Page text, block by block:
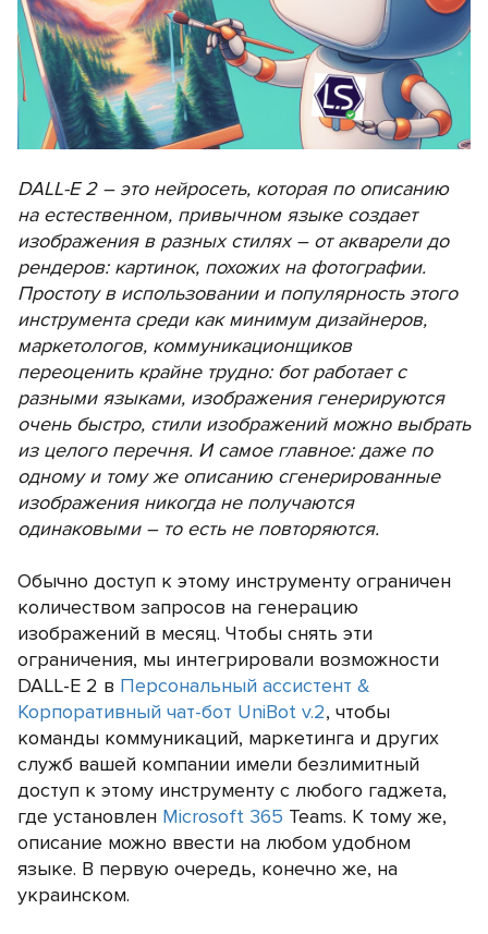
DALL-E 2 – это нейросеть, которая по описанию
на естественном, привычном языке создает
изображения в разных стилях – от акварели до
рендеров: картинок, похожих на фотографии.
Простоту в использовании и популярность этого
инструмента среди как минимум дизайнеров,
маркетологов, коммуникационщиков
переоценить крайне трудно: бот работает с
разными языками, изображения генерируются
очень быстро, стили изображений можно выбрать
из целого перечня. И самое главное: даже по
одному и тому же описанию сгенерированные
изображения никогда не получаются
одинаковыми – то есть не повторяются.
Обычно доступ к этому инструменту ограничен
количеством запросов на генерацию
изображений в месяц. Чтобы снять эти
ограничения, мы интегрировали возможности
DALL-E 2 в Персональный ассистент &
Корпоративный чат-бот UniBot v.2, чтобы
команды коммуникаций, маркетинга и других
служб вашей компании имели безлимитный
доступ к этому инструменту с любого гаджета,
где установлен Microsoft 365 Teams. К тому же,
описание можно ввести на любом удобном
языке. В первую очередь, конечно же, на
украинском.